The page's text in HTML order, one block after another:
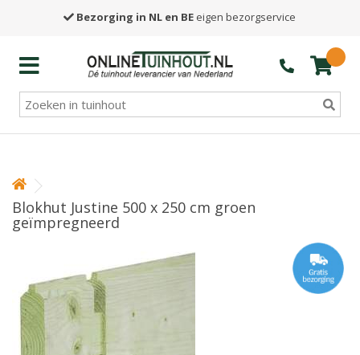
Bezorging in NL en BE eigen bezorgservice
Blokhut Justine 500 x 250 cm groen
geïmpregneerd